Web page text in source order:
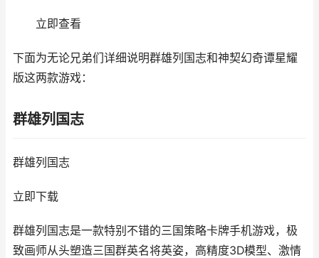
立即查看
下面为无论兄弟们详细说明群雄列国志和神契幻奇谭星耀
版这两款游戏：
群雄列国志
群雄列国志
立即下载
群雄列国志是一款特别不错的三国策略卡牌手机游戏，极
致画师从头塑造三国群英名将英姿，高精度3D模型、激情